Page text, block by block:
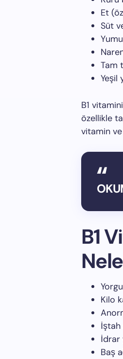
Et
Süt
Tam
Yeşil
B1
özellikle
vitamin
B1
Kilo
İştah
İdrar
Baş